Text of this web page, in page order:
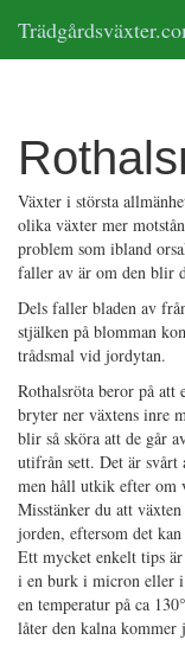
Växter i största
olika växter mer
problem som ibland
faller av är om den blir
Dels faller bladen av
stjälken på blomman
trådsmal vid jordytan.
Rothalsröta beror på
bryter ner växtens inre
blir så sköra att de går
utifrån sett. Det är svårt
men håll utkik efter om
Misstänker du att
jorden, eftersom det
Ett mycket enkelt tips
i en burk i micron eller i
en temperatur på ca
låter den kalna kommer